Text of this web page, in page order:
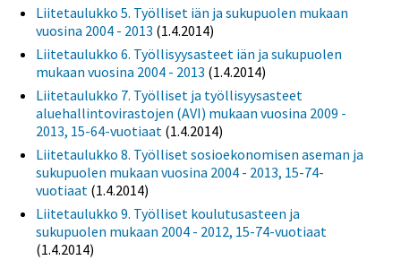
Liitetaulukko 5. Työlliset iän ja sukupuolen mukaan
vuosina 2004 - 2013 (1.4.2014)
Liitetaulukko 6. Työllisyysasteet iän ja sukupuolen
mukaan vuosina 2004 - 2013 (1.4.2014)
Liitetaulukko 7. Työlliset ja työllisyysasteet
aluehallintovirastojen (AVI) mukaan vuosina 2009 -
2013, 15-64-vuotiaat (1.4.2014)
Liitetaulukko 8. Työlliset sosioekonomisen aseman ja
sukupuolen mukaan vuosina 2004 - 2013, 15-74-
vuotiaat (1.4.2014)
Liitetaulukko 9. Työlliset koulutusasteen ja
sukupuolen mukaan 2004 - 2012, 15-74-vuotiaat
(1.4.2014)